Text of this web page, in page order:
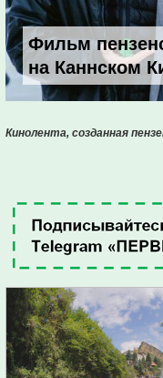
Фильм
на Каннском
Кинолента, созданная